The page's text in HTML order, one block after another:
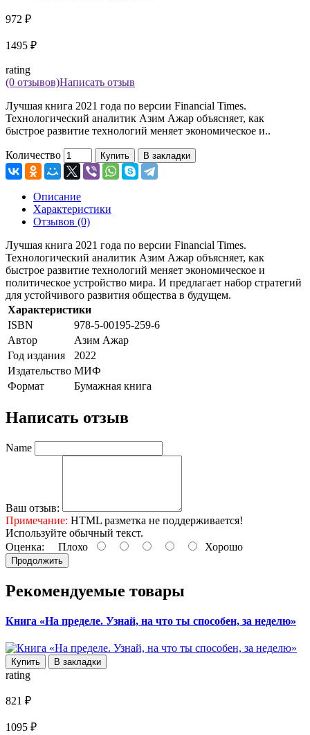
972 ₽
1495 ₽
rating
(0 отзывов)Написать отзыв
Лучшая книга 2021 года по версии Financial Times.
Технологический аналитик Азим Ажар объясняет, как
быстрое развитие технологий меняет экономическое и..
Количество Купить В закладки
Описание
Характеристики
Отзывов (0)
Лучшая книга 2021 года по версии Financial Times.
Технологический аналитик Азим Ажар объясняет, как
быстрое развитие технологий меняет экономическое и
политическое устройство мира. И предлагает набор стратегий
для устойчивого развития общества в будущем.
Характеристики
ISBN
978-5-00195-259-6
Автор
Азим Ажар
Год издания
2022
Издательство МИФ
Формат
Бумажная книга
Написать отзыв
Name
Ваш отзыв:
Примечание: HTML разметка не поддерживается!
Используйте обычный текст.
Оценка: Плохо Хорошо
Продолжить
Рекомендуемые товары
Книга «На пределе. Узнай, на что ты способен, за неделю»
Купить В закладки
rating
821 ₽
1095 ₽